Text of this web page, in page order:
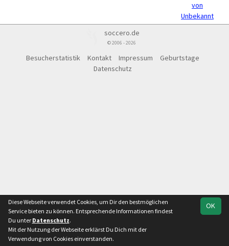
von
Unbekannt
soccero.de
© 2006 - 2026
Besucherstatistik Kontakt Impressum
Geburtstage
Datenschutz
OK
Diese Webseite verwendet Cookies, um Dir den bestmöglichen
Service bieten zu können. Entsprechende Informationen findest
Du unter Datenschutz.
Mit der Nutzung der Webseite erklärst Du Dich mit der
Verwendung von Cookies einverstanden.